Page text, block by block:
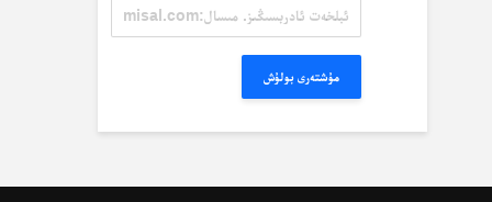
ئادرېسىڭىز.
مۇشتەرى بولۇش